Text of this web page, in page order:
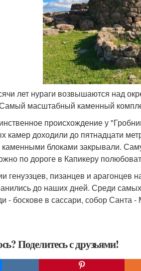
лет нураги возвышаются над
масштабный каменный
происхождение у
камер доходили до пятнадцати
каменными блоками закрывали.
по дороге в Капикеру
генуэзцев, пизанцев и
до наших дней. Среди
- боскове в сассари, собор Санта
Поделитесь с друзьями!